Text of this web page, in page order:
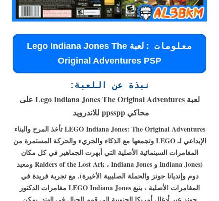
معلومات
: لعبة Lego Indiana Jones The
Original Adventures PSP
نبذة عن اللعبة:
لعبة Lego Indiana Jones The Original Adventures على
محاكي ppsspp للاندرويد
LEGO Indiana Jones: The Original Adventures تأخذ المرح والبناء
الإبداعي لـ LEGO وتجمعها مع الذكاء والجريء والحركة المستمرة من
المغامرات السينمائية الأصلية التي أبهرت الجماهير في كل مكان
(Indiana Jones و Raiders of the Lost Ark ، Indiana Jones ومعبد
دوم وإنديانا جونز والحملة الصليبية الأخيرة). مع تجربة فريدة في
المغامرات الأصلية ، يتبع LEGO Indiana Jones مغامرات الدكتور